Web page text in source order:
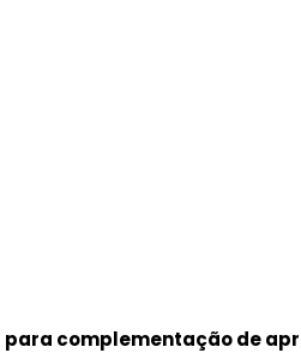
complementação de